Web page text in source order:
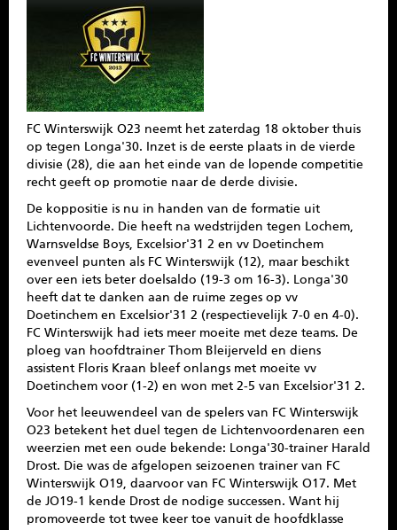
MENU
FC Winterswijk O23 neemt het zaterdag 18 oktober thuis
op tegen Longa'30. Inzet is de eerste plaats in de vierde
divisie (28), die aan het einde van de lopende competitie
recht geeft op promotie naar de derde divisie.
De koppositie is nu in handen van de formatie uit
Lichtenvoorde. Die heeft na wedstrijden tegen Lochem,
Warnsveldse Boys, Excelsior'31 2 en vv Doetinchem
evenveel punten als FC Winterswijk (12), maar beschikt
over een iets beter doelsaldo (19-3 om 16-3). Longa'30
heeft dat te danken aan de ruime zeges op vv
Doetinchem en Excelsior'31 2 (respectievelijk 7-0 en 4-0).
FC Winterswijk had iets meer moeite met deze teams. De
ploeg van hoofdtrainer Thom Bleijerveld en diens
assistent Floris Kraan bleef onlangs met moeite vv
Doetinchem voor (1-2) en won met 2-5 van Excelsior'31 2.
Voor het leeuwendeel van de spelers van FC Winterswijk
O23 betekent het duel tegen de Lichtenvoordenaren een
weerzien met een oude bekende: Longa'30-trainer Harald
Drost. Die was de afgelopen seizoenen trainer van FC
Winterswijk O19, daarvoor van FC Winterswijk O17. Met
de JO19-1 kende Drost de nodige successen. Want hij
promoveerde tot twee keer toe vanuit de hoofdklasse